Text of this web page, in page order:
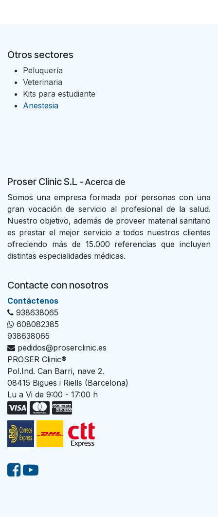
Otros sectores
Peluquería
Veterinaria
Kits para estudiante
Anestesia
Proser Clinic S.L - Acerca de
Somos una empresa formada por personas con una
gran vocación de servicio al profesional de la salud.
Nuestro objetivo, además de proveer material sanitario
es prestar el mejor servicio a todos nuestros clientes
ofreciendo más de 15.000 referencias que incluyen
distintas especialidades médicas.
Contacte con nosotros
Con​tác​tenos
938638065
608082385
938638065
pedidos@proserclinic.es
PROSER Clinic®
Pol.Ind. Can Barri, nave 2.
08415 Bigues i Riells (Barcelona)
Lu a Vi de 9:00 - 17:00 h